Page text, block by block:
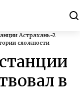
Астрахань-2
сложности
в